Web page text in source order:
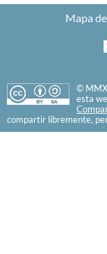
Mapa
©
esta
compartir libremente,